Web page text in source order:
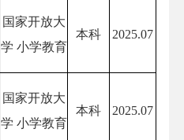
国家开放大
学 小学教育
本科 2025.07
国家开放大
学 小学教育
本科 2025.07